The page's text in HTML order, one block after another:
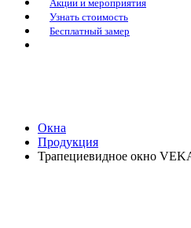
Акции и мероприятия
Узнать стоимость
Бесплатный замер
Окна
Продукция
Трапециевидное окно